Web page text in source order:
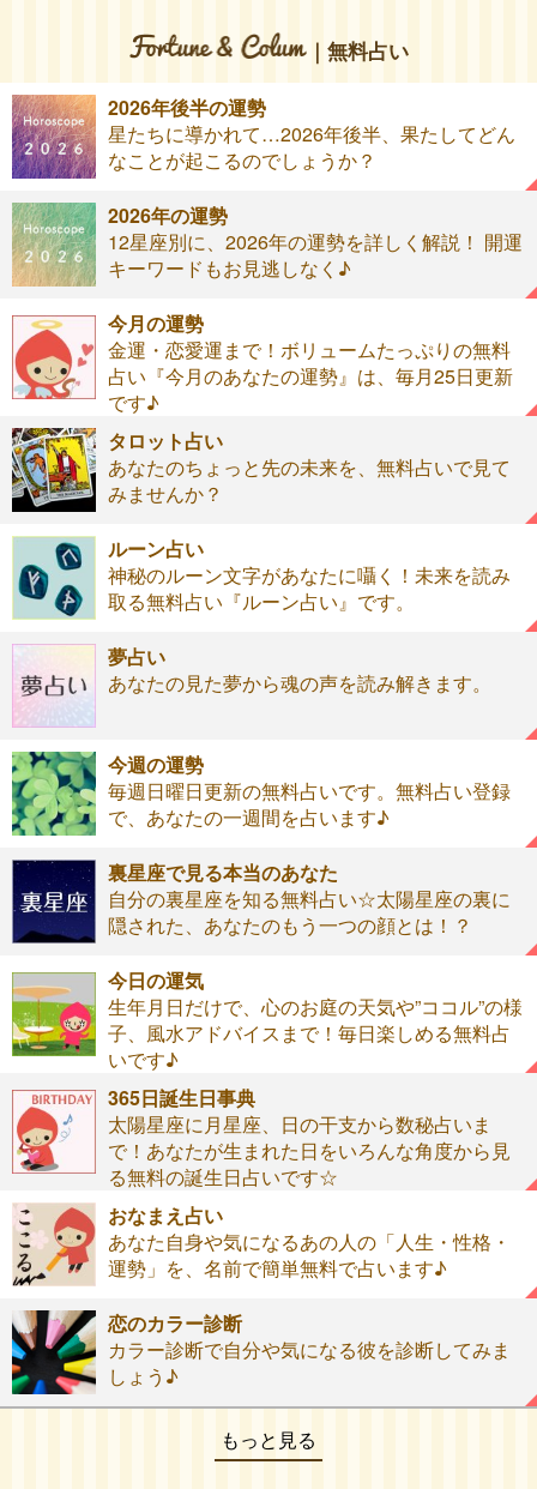
｜無料占い
2026年後半の運勢
星たちに導かれて…2026年後半、果たしてどん
なことが起こるのでしょうか？
2026年の運勢
12星座別に、2026年の運勢を詳しく解説！ 開運
キーワードもお見逃しなく♪
今月の運勢
金運・恋愛運まで！ボリュームたっぷりの無料
占い『今月のあなたの運勢』は、毎月25日更新
です♪
タロット占い
あなたのちょっと先の未来を、無料占いで見て
みませんか？
ルーン占い
神秘のルーン文字があなたに囁く！未来を読み
取る無料占い『ルーン占い』です。
夢占い
あなたの見た夢から魂の声を読み解きます。
今週の運勢
毎週日曜日更新の無料占いです。無料占い登録
で、あなたの一週間を占います♪
裏星座で見る本当のあなた
自分の裏星座を知る無料占い☆太陽星座の裏に
隠された、あなたのもう一つの顔とは！？
今日の運気
生年月日だけで、心のお庭の天気や”ココル”の様
子、風水アドバイスまで！毎日楽しめる無料占
いです♪
365日誕生日事典
太陽星座に月星座、日の干支から数秘占いま
で！あなたが生まれた日をいろんな角度から見
る無料の誕生日占いです☆
おなまえ占い
あなた自身や気になるあの人の「人生・性格・
運勢」を、名前で簡単無料で占います♪
恋のカラー診断
カラー診断で自分や気になる彼を診断してみま
しょう♪
もっと見る